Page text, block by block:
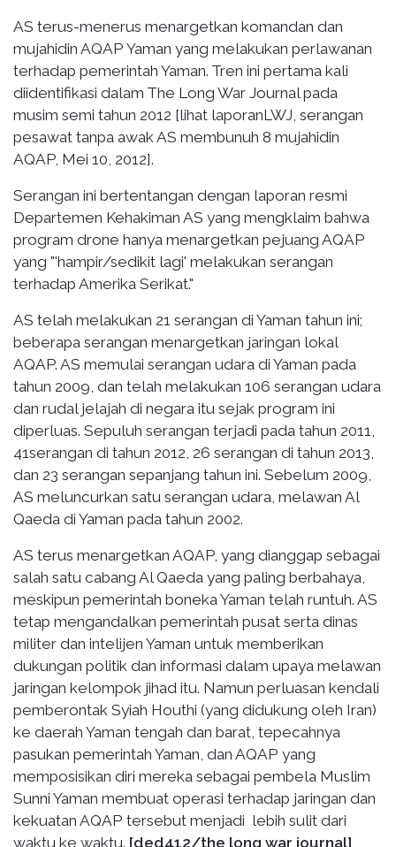
AS terus-menerus menargetkan komandan dan
mujahidin AQAP Yaman yang melakukan perlawanan
terhadap pemerintah Yaman. Tren ini pertama kali
diidentifikasi dalam The Long War Journal pada
musim semi tahun 2012 [lihat laporanLWJ, serangan
pesawat tanpa awak AS membunuh 8 mujahidin
AQAP, Mei 10, 2012].
Serangan ini bertentangan dengan laporan resmi
Departemen Kehakiman AS yang mengklaim bahwa
program drone hanya menargetkan pejuang AQAP
yang "'hampir/sedikit lagi' melakukan serangan
terhadap Amerika Serikat."
AS telah melakukan 21 serangan di Yaman tahun ini;
beberapa serangan menargetkan jaringan lokal
AQAP. AS memulai serangan udara di Yaman pada
tahun 2009, dan telah melakukan 106 serangan udara
dan rudal jelajah di negara itu sejak program ini
diperluas. Sepuluh serangan terjadi pada tahun 2011,
41serangan di tahun 2012, 26 serangan di tahun 2013,
dan 23 serangan sepanjang tahun ini. Sebelum 2009,
AS meluncurkan satu serangan udara, melawan Al
Qaeda di Yaman pada tahun 2002.
AS terus menargetkan AQAP, yang dianggap sebagai
salah satu cabang Al Qaeda yang paling berbahaya,
meskipun pemerintah boneka Yaman telah runtuh. AS
tetap mengandalkan pemerintah pusat serta dinas
militer dan intelijen Yaman untuk memberikan
dukungan politik dan informasi dalam upaya melawan
jaringan kelompok jihad itu. Namun perluasan kendali
pemberontak Syiah Houthi (yang didukung oleh Iran)
ke daerah Yaman tengah dan barat, tepecahnya
pasukan pemerintah Yaman, dan AQAP yang
memposisikan diri mereka sebagai pembela Muslim
Sunni Yaman membuat operasi terhadap jaringan dan
kekuatan AQAP tersebut menjadi lebih sulit dari
waktu ke waktu. [ded412/the long war journal]